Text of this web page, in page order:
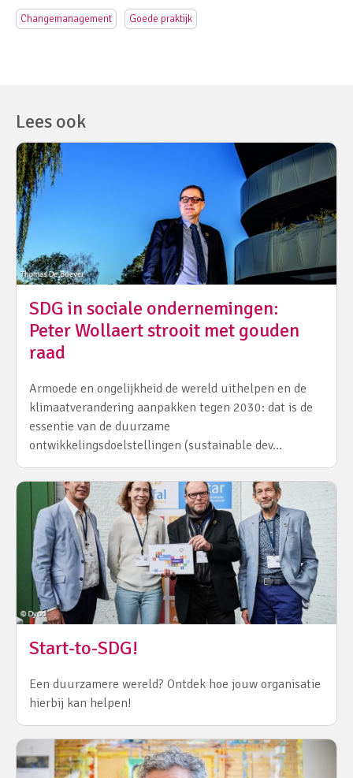
Changemanagement Goede praktijk
Lees ook
SDG in sociale ondernemingen:
Peter Wollaert strooit met gouden
raad
Armoede en ongelijkheid de wereld uithelpen en de
klimaatverandering aanpakken tegen 2030: dat is de
essentie van de duurzame
ontwikkelingsdoelstellingen (sustainable dev…
Start-to-SDG!
Een duurzamere wereld? Ontdek hoe jouw organisatie
hierbij kan helpen!